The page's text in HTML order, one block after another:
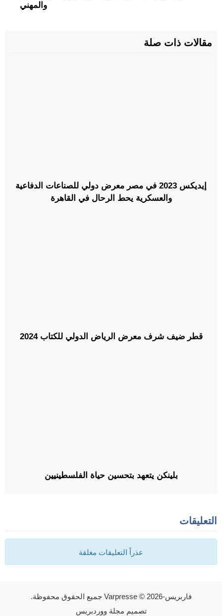
والمهني
مقالات ذات صلة
إيديكس 2023 في مصر معرض دولي للصناعات الدفاعية
والعسكرية يحط الرحال في القاهرة
قطر ضيف شرف معرض الرياض الدولي للكتاب 2024
بلينكن يتعهد بتحسين حياة الفلسطينيين
التعليقات
عذراً التعليقات مغلقة
فاربريس-Varpresse© 2026 جميع الحقوق محفوظة.
تصميم مجلة ووردبريس